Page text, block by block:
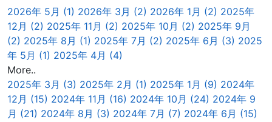
2026年 5月 (1) 2026年 3月 (2) 2026年 1月 (2) 2025年
12月 (2) 2025年 11月 (2) 2025年 10月 (2) 2025年 9月
(2) 2025年 8月 (1) 2025年 7月 (2) 2025年 6月 (3) 2025
年 5月 (1) 2025年 4月 (4)
More..
2025年 3月 (3) 2025年 2月 (1) 2025年 1月 (9) 2024年
12月 (15) 2024年 11月 (16) 2024年 10月 (24) 2024年 9
月 (21) 2024年 8月 (3) 2024年 7月 (7) 2024年 6月 (15)